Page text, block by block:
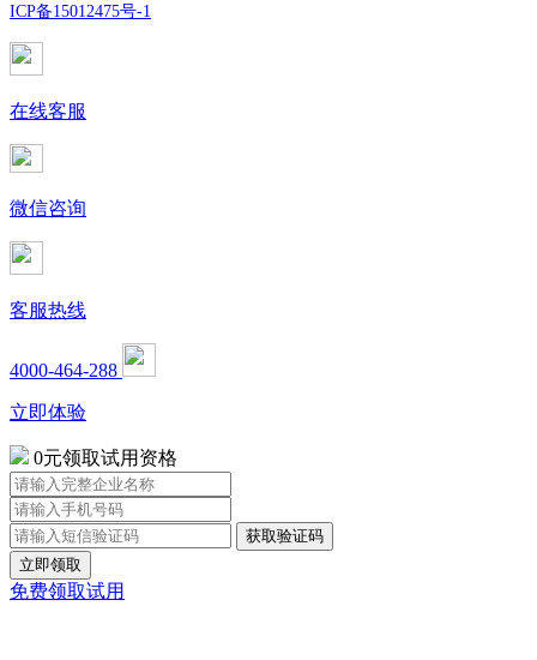
ICP备15012475号-1
在线客服
微信咨询
客服热线
4000-464-288
立即体验
0元领取试用资格
立即领取
免费领取试用